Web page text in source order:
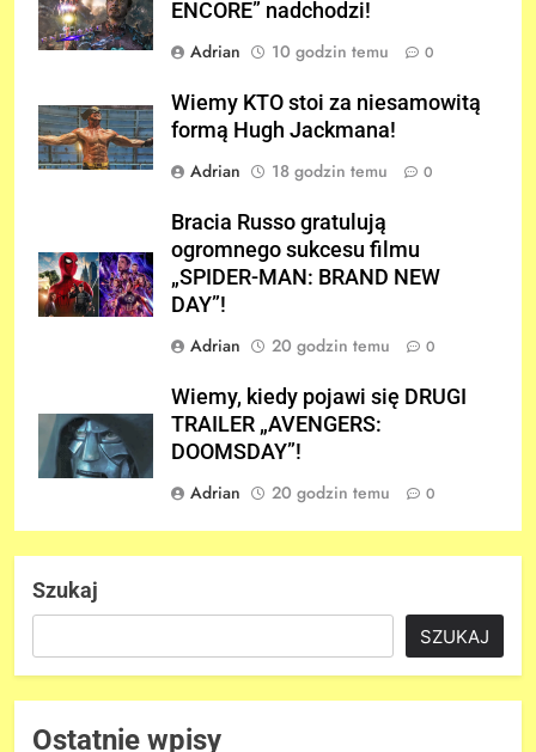
ENCORE” nadchodzi!
Adrian
10 godzin temu 0
Wiemy KTO stoi za niesamowitą
formą Hugh Jackmana!
Adrian
18 godzin temu 0
Bracia Russo gratulują
ogromnego sukcesu filmu
„SPIDER-MAN: BRAND NEW
DAY”!
Adrian
20 godzin temu 0
Wiemy, kiedy pojawi się DRUGI
TRAILER „AVENGERS:
DOOMSDAY”!
Adrian
20 godzin temu 0
Szukaj
SZUKAJ
Ostatnie wpisy